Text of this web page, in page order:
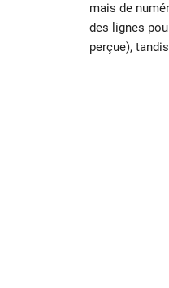
mais de
des lignes
perçue),